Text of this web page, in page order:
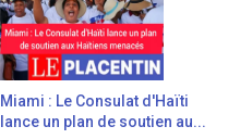
Miami : Le Consulat d'Haïti
lance un plan de soutien au...